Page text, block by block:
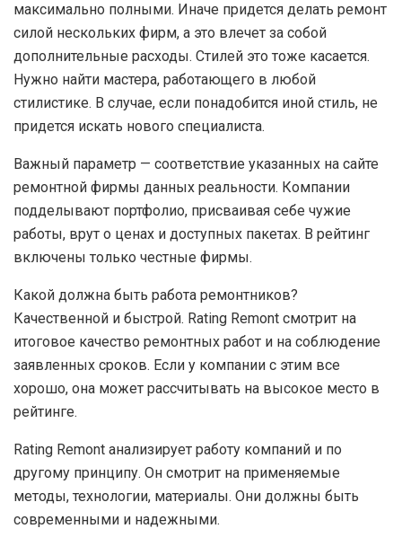
максимально полными. Иначе придется делать ремонт
силой нескольких фирм, а это влечет за собой
дополнительные расходы. Стилей это тоже касается.
Нужно найти мастера, работающего в любой
стилистике. В случае, если понадобится иной стиль, не
придется искать нового специалиста.
Важный параметр — соответствие указанных на сайте
ремонтной фирмы данных реальности. Компании
подделывают портфолио, присваивая себе чужие
работы, врут о ценах и доступных пакетах. В рейтинг
включены только честные фирмы.
Какой должна быть работа ремонтников?
Качественной и быстрой. Rating Remont смотрит на
итоговое качество ремонтных работ и на соблюдение
заявленных сроков. Если у компании с этим все
хорошо, она может рассчитывать на высокое место в
рейтинге.
Rating Remont анализирует работу компаний и по
другому принципу. Он смотрит на применяемые
методы, технологии, материалы. Они должны быть
современными и надежными.